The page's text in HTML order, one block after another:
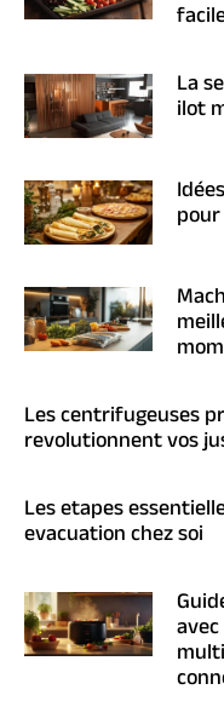
La
ilot
Les centrifugeuses
revolutionnent vos
Les etapes
evacuation chez soi